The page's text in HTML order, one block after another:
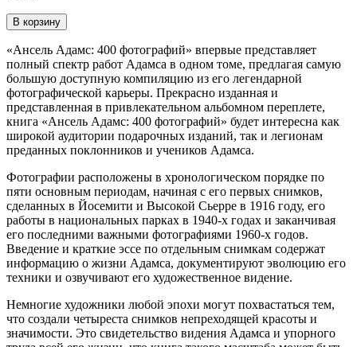
В корзину
«Ансель Адамс: 400 фотографий» впервые представляет
полный спектр работ Адамса в одном томе, предлагая самую
большую доступную компиляцию из его легендарной
фотографической карьеры. Прекрасно изданная и
представленная в привлекательном альбомном переплете,
книга «Ансель Адамс: 400 фотографий» будет интересна как
широкой аудитории подарочных изданий, так и легионам
преданных поклонников и учеников Адамса.
Фотографии расположены в хронологическом порядке по
пяти основным периодам, начиная с его первых снимков,
сделанных в Йосемити и Высокой Сьерре в 1916 году, его
работы в национальных парках в 1940-х годах и заканчивая
его последними важными фотографиями 1960-х годов.
Введение и краткие эссе по отдельным снимкам содержат
информацию о жизни Адамса, документируют эволюцию его
техники и озвучивают его художественное видение.
Немногие художники любой эпохи могут похвастаться тем,
что создали четыреста снимков непреходящей красоты и
значимости. Это свидетельство видения Адамса и упорного